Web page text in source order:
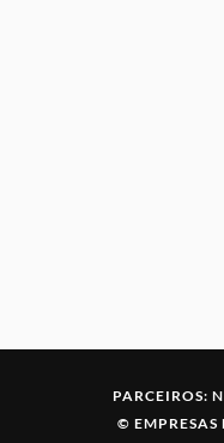
PARCEIROS:
© EMPRESAS